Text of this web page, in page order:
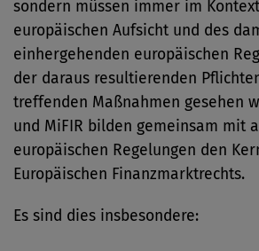
sondern müssen immer im
europäischen Aufsicht und des
einhergehenden europäischen
der daraus resultierenden
treffenden Maßnahmen gesehen
und MiFIR bilden gemeinsam mit
europäischen Regelungen den
Europäischen Finanzmarktrechts.
Es sind dies insbesondere: